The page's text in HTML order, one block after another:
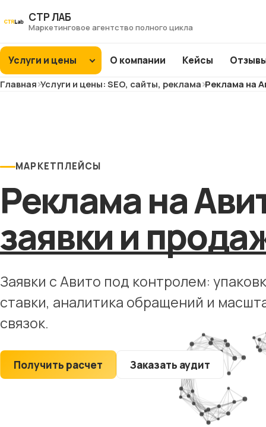
СТР ЛАБ
Маркетинговое агентство полного цикла
Услуги и цены
NEW
ХИТ
Сайты услуг
Медицина и
клиники
компании
Строительные
Рестораны
Туристические
сайты
О компании Кейсы
NEW
Главная Услуги и цены: SEO, сайты, реклама Реклама на
МАРКЕТПЛЕЙСЫ
Реклама на
заявки и
Заявки с Авито под контролем:
ставки, аналитика обращений и
связок.
Получить расчет Заказать аудит